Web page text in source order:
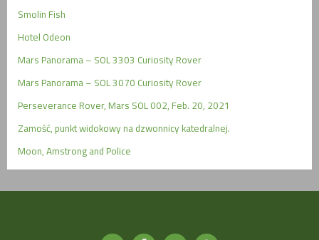
Smolin Fish
Hotel Odeon
Mars Panorama – SOL 3303 Curiosity Rover
Mars Panorama – SOL 3070 Curiosity Rover
Perseverance Rover, Mars SOL 002, Feb. 20, 2021
Zamość, punkt widokowy na dzwonnicy katedralnej.
Moon, Amstrong and Police